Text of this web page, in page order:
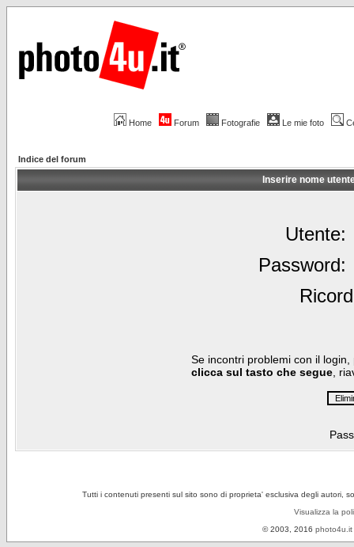
Home Forum Fotografie Le mie foto
Indice del forum
Inserire nome
Utente:
Password:
Se incontri problemi con il
clicca sul tasto che segue ,
Tutti i contenuti presenti sul sito sono di proprieta' esclusiva degli autori,
Visualizza la
© 2003, 2016 photo4u.it